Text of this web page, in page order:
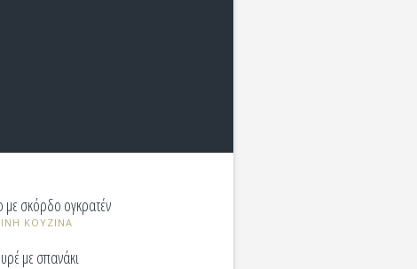
σκόρδο ογκρατέν
ΚΟΥΖΙΝΑ
με σπανάκι